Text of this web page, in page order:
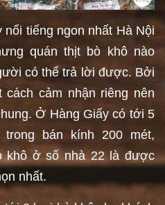
tiếng ngon nhất Hà Nội
quán thịt bò khô nào
có thể trả lời được. Bởi
cảm nhận riêng nên
Ở Hàng Giấy có tới 5
bán kính 200 mét,
khô ở số nhà 22 là được
nhất.